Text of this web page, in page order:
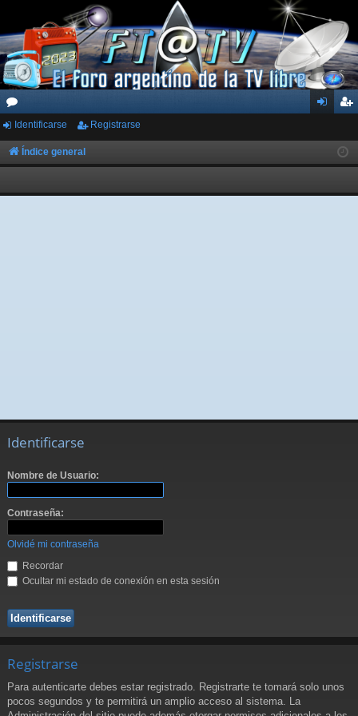
or
os
ar
ist
rs
Identificarse Registrarse
Índice general
Identificarse
Nombre de Usuario:
Contraseña:
Olvidé mi contraseña
Recordar
Ocultar mi estado de conexión en esta sesión
Registrarse
Para autenticarte debes estar registrado. Registrarte te tomará solo unos
pocos segundos y te permitirá un amplio acceso al sistema. La